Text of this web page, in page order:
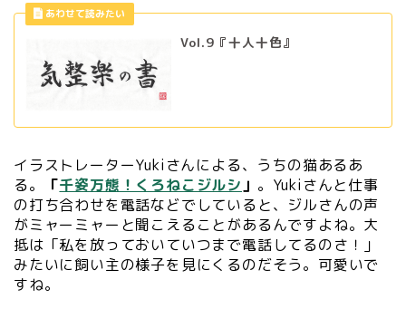
Vol.9『十人十色』
イラストレーターYukiさんによる、うちの猫あるあ
る。
「千姿万態！くろねこジルシ 」 。Yukiさんと仕事
の打ち合わせを電話などでしていると、ジルさんの声
がミャーミャーと聞こえることがあるんですよね。大
抵は「私を放っておいていつまで電話してるのさ！」
みたいに飼い主の様子を見にくるのだそう。可愛いで
すね。